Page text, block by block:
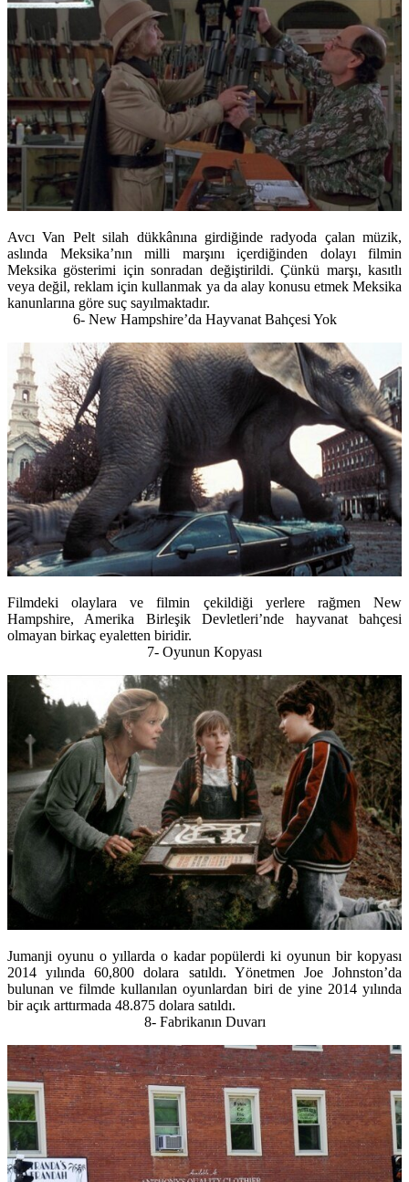
Avcı Van Pelt silah dükkânına girdiğinde radyoda çalan müzik,
aslında Meksika’nın milli marşını içerdiğinden dolayı filmin
Meksika gösterimi için sonradan değiştirildi. Çünkü marşı, kasıtlı
veya değil, reklam için kullanmak ya da alay konusu etmek Meksika
kanunlarına göre suç sayılmaktadır.
6- New Hampshire’da Hayvanat Bahçesi Yok
Filmdeki olaylara ve filmin çekildiği yerlere rağmen New
Hampshire, Amerika Birleşik Devletleri’nde hayvanat bahçesi
olmayan birkaç eyaletten biridir.
7- Oyunun Kopyası
Jumanji oyunu o yıllarda o kadar popülerdi ki oyunun bir kopyası
2014 yılında 60,800 dolara satıldı. Yönetmen Joe Johnston’da
bulunan ve filmde kullanılan oyunlardan biri de yine 2014 yılında
bir açık arttırmada 48.875 dolara satıldı.
8- Fabrikanın Duvarı